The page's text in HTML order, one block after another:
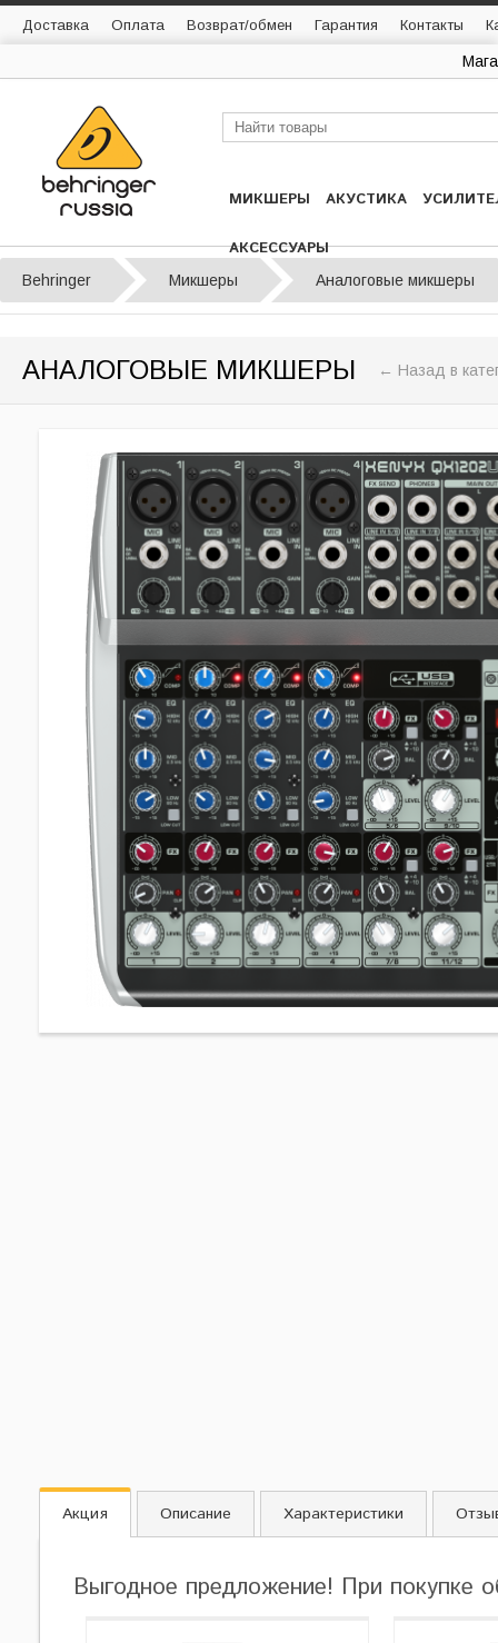
Доставка Оплата Возврат/обмен Гарантия Контакты
МИКШЕРЫ АКУСТИКА
АКСЕССУАРЫ
Behringer Микшеры Аналоговые микшеры
АНАЛОГОВЫЕ МИКШЕРЫ ← Назад в
Акция Описание Характеристики
Выгодное предложение! При покупке